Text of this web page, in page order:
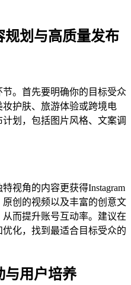
规划与高质量发布
。首先要明确你的目标受众
护肤、旅游体验或跨境电
划，包括图片风格、文案调
视角的内容更获得Instagram
创的视频以及丰富的创意文
而提升账号互动率。建议在
化，找到最适合目标受众的
与用户培养